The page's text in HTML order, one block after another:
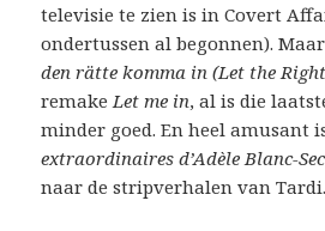
televisie te zien is in Covert
ondertussen al begonnen).
den rätte komma in (Let the
remakeLet me in, al is die
minder goed. En heel amusant
extraordinaires d’Adèle Blanc-Sec
naar de stripverhalen van Tardi.